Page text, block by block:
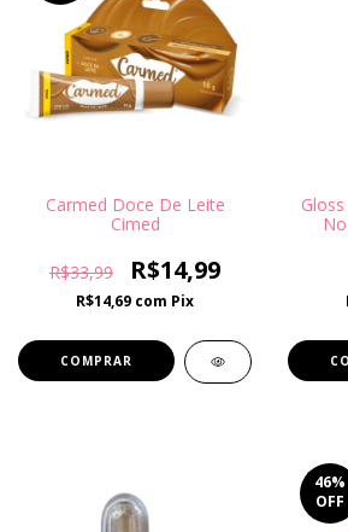
Carmed Doce De Leite
Cimed
R$33,99 R$14,99
R$14,69 com Pix
46%
OFF